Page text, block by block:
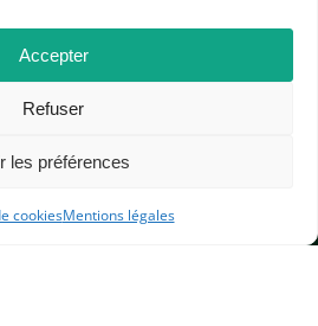
Accepter
Refuser
les préférences
cookiesMentions légales
APHG
75065 Paris Cedex 02